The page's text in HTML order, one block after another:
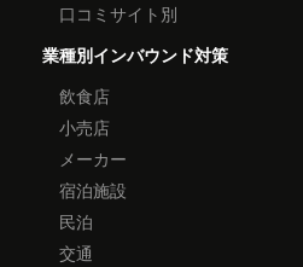
口コミサイト別
業種別インバウンド対策
飲食店
小売店
メーカー
宿泊施設
民泊
交通